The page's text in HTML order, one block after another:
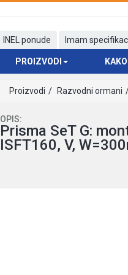
INEL ponude Imam
PROIZVODI
Proizvodi Razvodni ormani
OPIS:
Prisma SeT G:
ISFT160, V,